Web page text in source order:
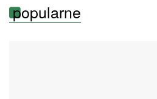
popularne